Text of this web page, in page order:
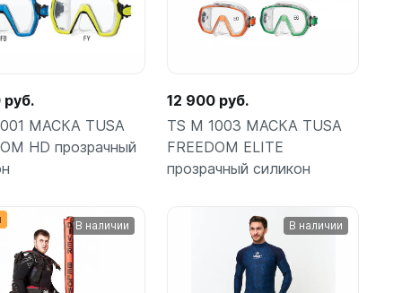
Подробнее
руб.
МАСКА TUSA
HD прозрачный
Подробнее
12 900 руб.
TS M 1003 МАСКА TUSA
FREEDOM ELITE
прозрачный силикон
В наличии В наличии